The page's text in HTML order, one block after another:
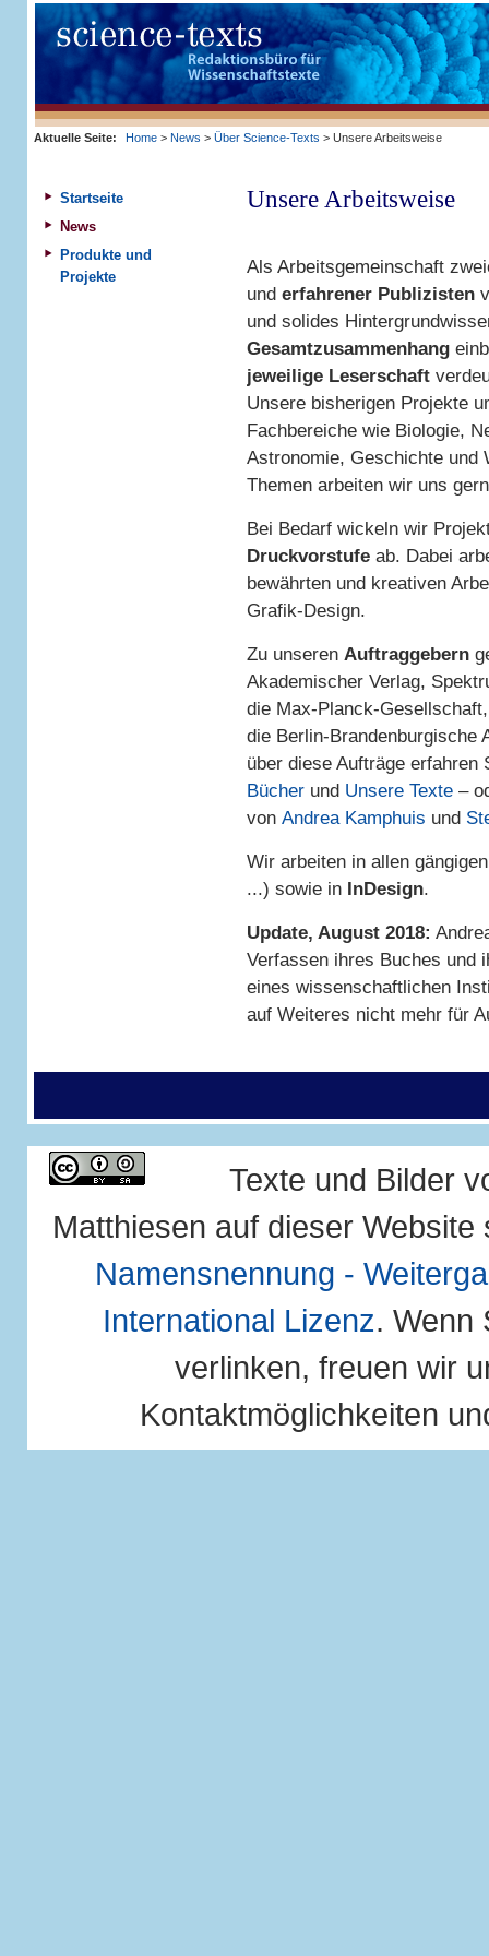
Aktuelle Seite: Home> News > Über Science-Texts > Unsere Arbeitsweise
Unsere Arbeitsweise
Als Arbeitsgemeinschaft
und erfahrener Publizisten
und solides
Gesamtzusammenhang
jeweilige Leserschaft
Unsere bisherigen Projekte
Fachbereiche wie Biologie,
Astronomie, Geschichte und
Themen arbeiten wir uns
Bei Bedarf wickeln wir
Druckvorstufeab. Dabei
bewährten und kreativen
Grafik-Design.
Zu unseren Auftraggebern
Akademischer Verlag,
die Max-Planck-
die Berlin-Brandenburgische
über diese Aufträge
Bücherund Unsere Texte–
von Andrea Kamphuis und
Wir arbeiten in allen
...) sowie in InDesign.
Update, August 2018:
Verfassen ihres Buches und
eines wissenschaftlichen
auf Weiteres nicht mehr für
Startseite
News
Produkte und
Projekte
Texte und Bilder
Matthiesen auf dieser
Namensnennung -
International Lizenz. Wenn
verlinken, freuen wir
Kontaktmöglichkeiten